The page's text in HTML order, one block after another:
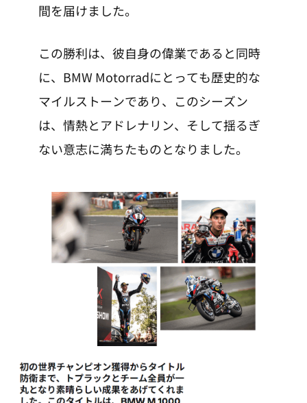
間を届けました。
この勝利は、彼自身の偉業であると同時
に、BMW Motorradにとっても歴史的な
マイルストーンであり、このシーズン
は、情熱とアドレナリン、そして揺るぎ
ない意志に満ちたものとなりました。